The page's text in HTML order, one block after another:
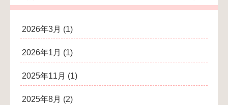
2026年3月 (1)
2026年1月 (1)
2025年11月 (1)
2025年8月 (2)